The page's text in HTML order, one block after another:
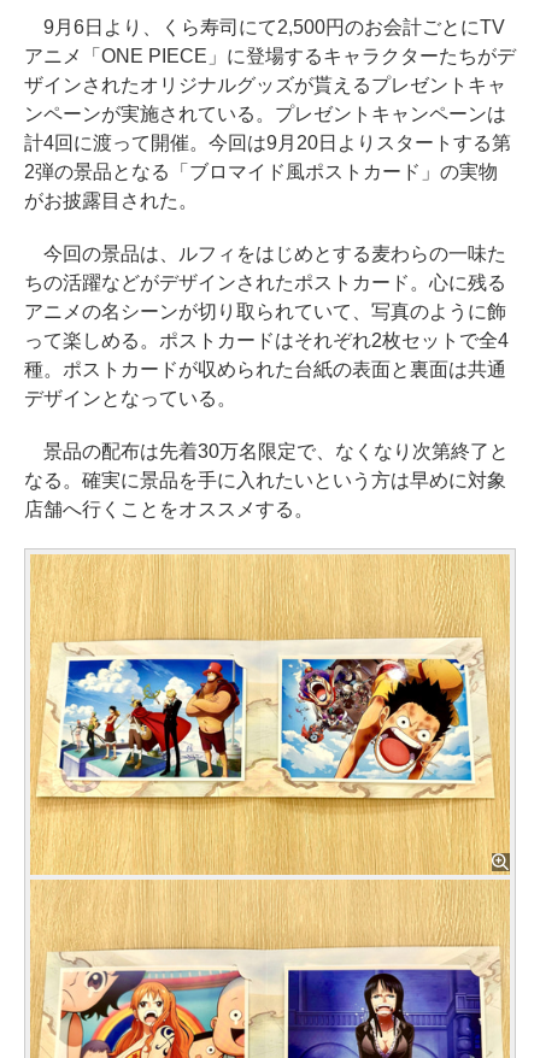
9月6日より、くら寿司にて2,500円のお会計ごとにTV
アニメ「ONE PIECE」に登場するキャラクターたちがデ
ザインされたオリジナルグッズが貰えるプレゼントキャ
ンペーンが実施されている。プレゼントキャンペーンは
計4回に渡って開催。今回は9月20日よりスタートする第
2弾の景品となる「ブロマイド風ポストカード」の実物
がお披露目された。
今回の景品は、ルフィをはじめとする麦わらの一味た
ちの活躍などがデザインされたポストカード。心に残る
アニメの名シーンが切り取られていて、写真のように飾
って楽しめる。ポストカードはそれぞれ2枚セットで全4
種。ポストカードが収められた台紙の表面と裏面は共通
デザインとなっている。
景品の配布は先着30万名限定で、なくなり次第終了と
なる。確実に景品を手に入れたいという方は早めに対象
店舗へ行くことをオススメする。